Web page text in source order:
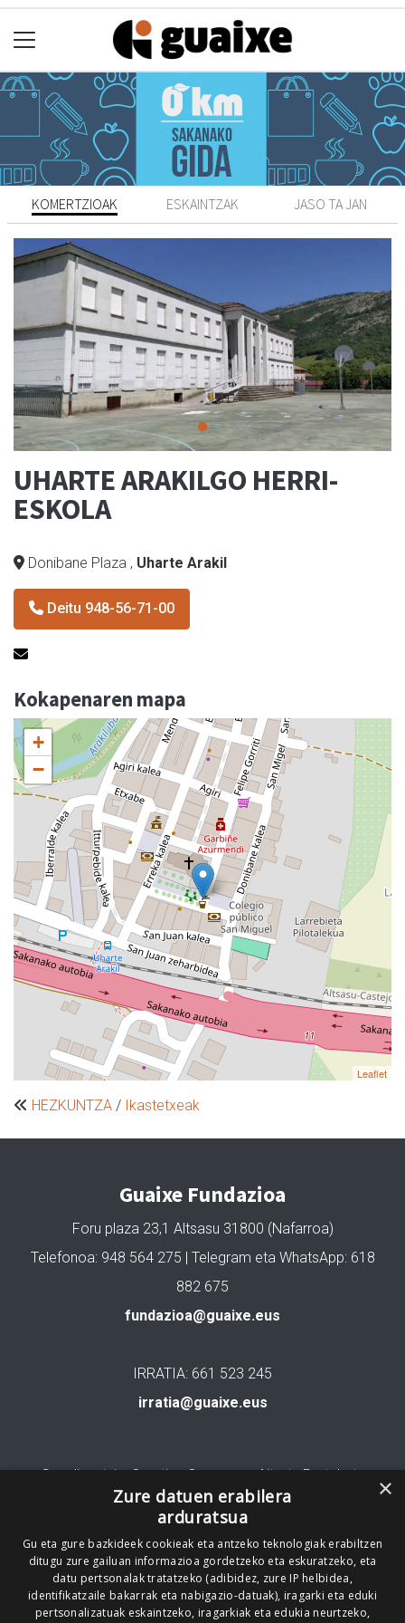
KOMERTZIOAK ESKAINTZAK JASO TA JAN
UHARTE ARAKILGO HERRI-
ESKOLA
Donibane Plaza , Uharte Arakil
Deitu 948-56-71-00
Kokapenaren mapa
+
−
Leaflet
HEZKUNTZA / Ikastetxeak
Guaixe Fundazioa
Foru plaza 23,1 Altsasu 31800 (Nafarroa)
Telefonoa: 948 564 275 | Telegram eta WhatsApp: 618
882 675
fundazioa@guaixe.eus
IRRATIA: 661 523 245
irratia@guaixe.eus
Gure lizentzia: Creative Commons Aitortu Partekatu
Codesyntaxek garatua
×
Zure datuen erabilera
arduratsua
Gu eta gure bazkideek cookieak eta antzeko teknologiak erabiltzen
ditugu zure gailuan informazioa gordetzeko eta eskuratzeko, eta
datu pertsonalak tratatzeko (adibidez, zure IP helbidea,
identifikatzaile bakarrak eta nabigazio-datuak), iragarki eta eduki
pertsonalizatuak eskaintzeko, iragarkiak eta edukia neurtzeko,